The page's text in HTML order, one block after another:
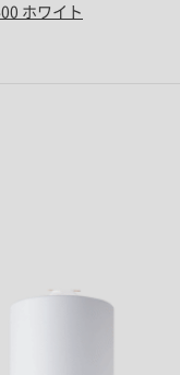
ホワイト